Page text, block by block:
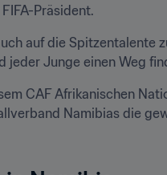
Präsident.
auf die Spitzentalente
Junge einen Weg
CAF Afrikanischen
Namibias die